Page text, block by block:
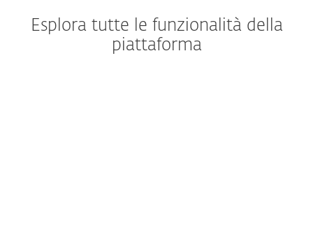
Esplora tutte le funzionalità della
piattaforma